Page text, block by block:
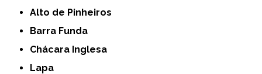
Alto de Pinheiros
Barra Funda
Chácara Inglesa
Lapa